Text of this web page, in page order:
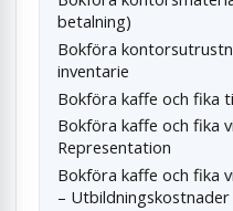
betalning)
Bokföra
inventarie
Bokföra kaffe och fika
Bokföra kaffe och fika
Representation
Bokföra kaffe och fika
– Utbildningskostnader